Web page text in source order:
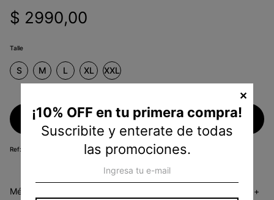
$ 2990,00
Talle
S M L XL XXL
Agregar al carrito
Métodos de envío +
¡10% OFF en tu primera compra!
Suscribite y enterate de todas
las promociones.
✕